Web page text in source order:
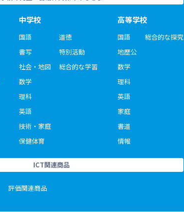
中学校
国語
書写
社会・地図
数学
理科
英語
技術・家庭
保健体育
道徳
特別活動
総合的な学習
高等学校
国語
地歴公
数学
理科
英語
家庭
書道
情報
総合的な探究
ICT関連商品
評価関連商品